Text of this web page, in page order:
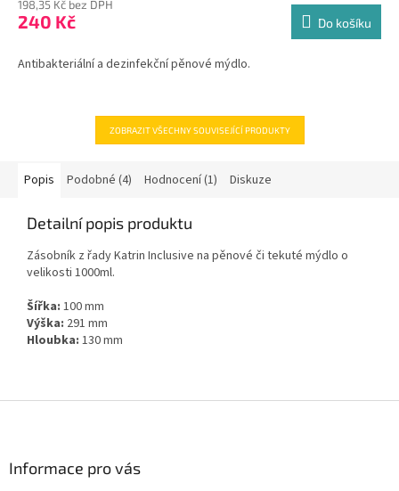
198,35 Kč bez DPH
240 Kč Do košíku
Antibakteriální a dezinfekční pěnové mýdlo.
ZOBRAZIT VŠECHNY SOUVISEJÍCÍ PRODUKTY
Popis Podobné (4) Hodnocení (1) Diskuze
Detailní popis produktu
Zásobník z řady Katrin Inclusive na pěnové či tekuté mýdlo o
velikosti 1000ml.
Šířka: 100 mm
Výška: 291 mm
Hloubka: 130 mm
Informace pro vás